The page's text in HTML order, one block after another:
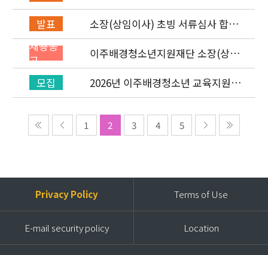
업 레인보우스쿨 개설기관 선정 결과
발표
소장(상임이사) 초빙 서류심사 합격
자 발표 및 면접 심사 안내
채용공
고
이주배경청소년지원재단 소장(상임
이사) 초빙 공고
모집
2026년 이주배경청소년 교육지원사
업 ‘레인보우스쿨’ 개설기관 신청 공
1 2 3 4 5
Privacy Policy Terms of Use
E-mail security policy Location